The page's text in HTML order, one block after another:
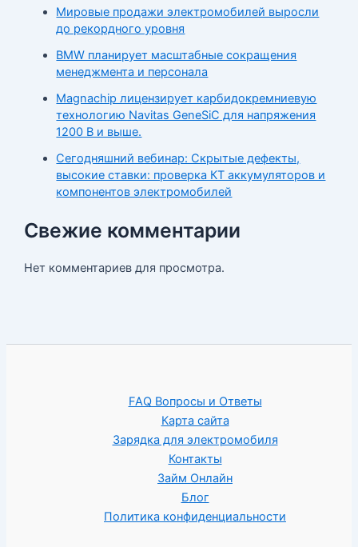
Мировые продажи электромобилей выросли
до рекордного уровня
BMW планирует масштабные сокращения
менеджмента и персонала
Magnachip лицензирует карбидокремниевую
технологию Navitas GeneSiC для напряжения
1200 В и выше.
Сегодняшний вебинар: Скрытые дефекты,
высокие ставки: проверка КТ аккумуляторов и
компонентов электромобилей
Свежие комментарии
Нет комментариев для просмотра.
FAQ Вопросы и Ответы
Карта сайта
Зарядка для электромобиля
Контакты
Займ Онлайн
Блог
Политика конфиденциальности